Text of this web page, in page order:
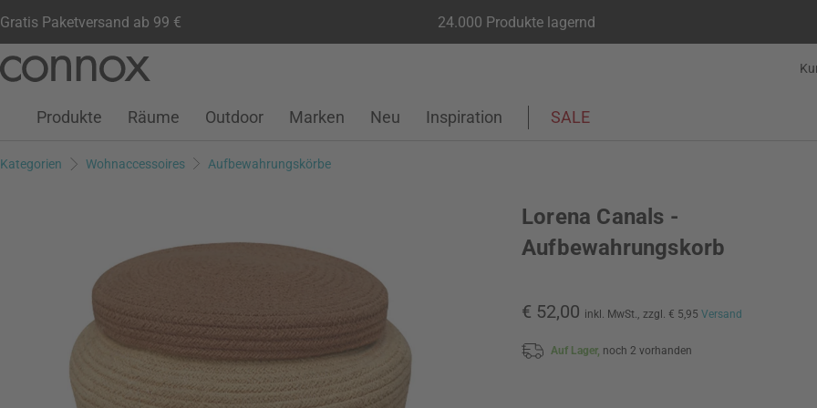
Gratis Paketversand ab 99 € 24.000 Produkte lagernd
Seiteninhalt
Suchfeld
Kundenkonto
Wunschliste
Warenkorb
Produkte Räume Outdoor Marken Neu Inspiration SALE
Kategorien Wohnaccessoires Aufbewahrungskörbe
Lorena Canals -
Aufbewahrungskorb
€ 52,00 inkl. MwSt., zzgl. € 5,95 Versand
Auf Lager, noch 2 vorhanden